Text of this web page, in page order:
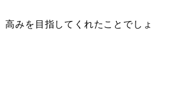
高みを目指してくれたことでしょ